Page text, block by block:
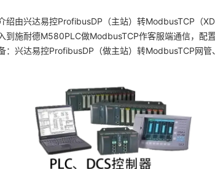
绍由兴达易控ProfibusDP（主站）转ModbusTCP（
到施耐德M580PLC做ModbusTCP作客服端通信，配置
：兴达易控ProfibusDP（做主站）转ModbusTCP网